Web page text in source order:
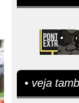
• veja